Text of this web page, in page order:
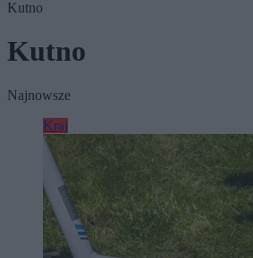
Kutno
Kutno
Najnowsze
Kraj